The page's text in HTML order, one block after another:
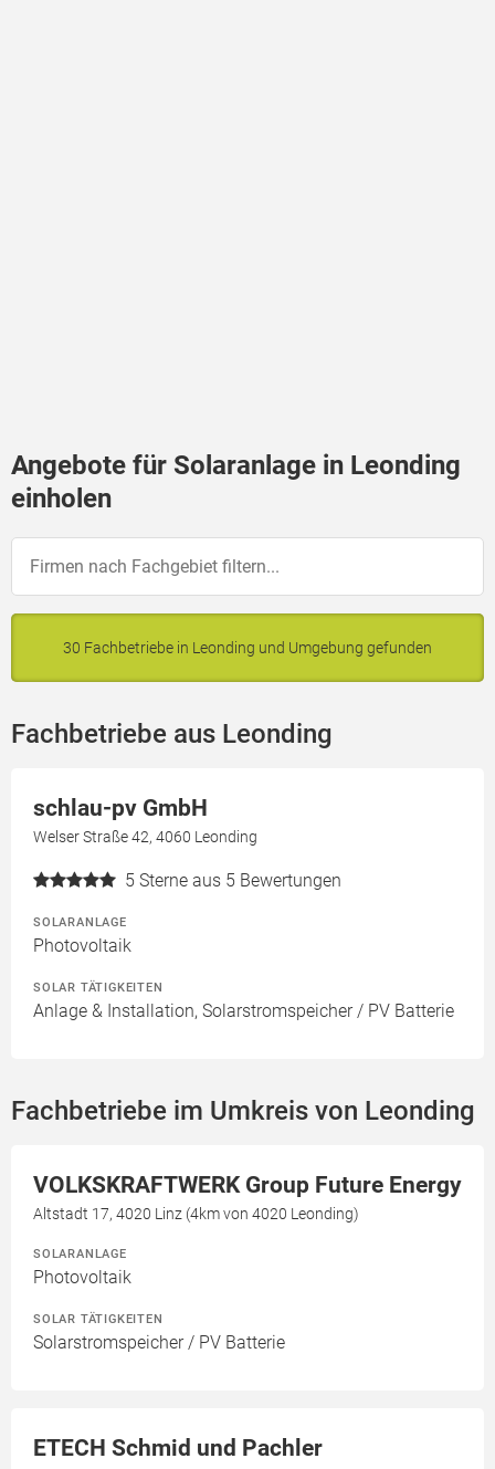
Angebote für Solaranlage in Leonding
einholen
30 Fachbetriebe in Leonding und Umgebung gefunden
Fachbetriebe aus Leonding
schlau-pv GmbH
Welser Straße 42, 4060 Leonding
5 Sterne aus 5 Bewertungen
SOLARANLAGE
Photovoltaik
SOLAR TÄTIGKEITEN
Anlage & Installation, Solarstromspeicher / PV Batterie
Fachbetriebe im Umkreis von Leonding
VOLKSKRAFTWERK Group Future Energy
Altstadt 17, 4020 Linz (4km von 4020 Leonding)
SOLARANLAGE
Photovoltaik
SOLAR TÄTIGKEITEN
Solarstromspeicher / PV Batterie
ETECH Schmid und Pachler